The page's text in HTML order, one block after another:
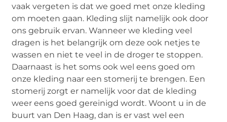
vaak vergeten is dat we goed met onze kleding
om moeten gaan. Kleding slijt namelijk ook door
ons gebruik ervan. Wanneer we kleding veel
dragen is het belangrijk om deze ook netjes te
wassen en niet te veel in de droger te stoppen.
Daarnaast is het soms ook wel eens goed om
onze kleding naar een stomerij te brengen. Een
stomerij zorgt er namelijk voor dat de kleding
weer eens goed gereinigd wordt. Woont u in de
buurt van Den Haag, dan is er vast wel een